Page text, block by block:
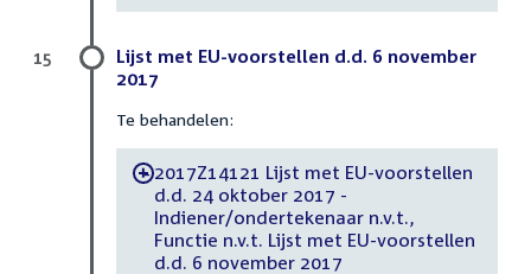
Lijst met EU-voorstellen d.d. 6 november
2017
Te behandelen:
-2017Z14121 Lijst met EU-voorstellen
d.d. 24 oktober 2017 -
Indiener/ondertekenaar n.v.t.,
Functie n.v.t. Lijst met EU-voorstellen
d.d. 6 november 2017
15